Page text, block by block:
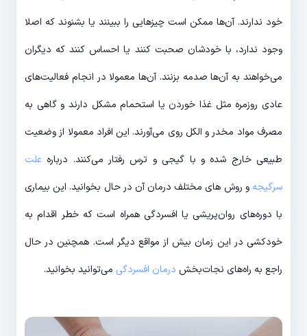
خود ندارند. آن‌ها ممکن است چیزهایی را ببینند یا بشنوند که اصلا
وجود ندارد، با خودشان صحبت کنند یا احساس کنند که دیگران
می‌خواهند به آن‌ها صدمه بزنند. آن‌ها معمولا در انجام فعالیت‌های
عادی روزمره مثل غذا خوردن یا استحمام مشکل دارند و گاهی به
مصرف مواد مخدر و الکل روی می‌آورند. این افراد معمولا از وضعیت
طبیعی خارج شده و با گیجی و ترس رفتار می‌کنند. درباره علت
سرگیجه و روش های مختلف درمان آن در حال بخوانید. این بیماری
با دوره‌های روان‌پریشی یا افسردگی همراه است که خطر اقدام به
خودکشی در این زمان بیش از مواقع دیگر است. همچنین در حال
راجع به راه‌های نجات‌بخش درمان افسردگی می‌توانید بخوانید.